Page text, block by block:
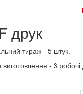
1 сумки з
друк
тираж - 5 штук.
виготовлення - 3 робочі